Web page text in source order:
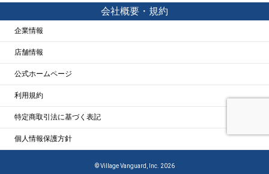
会社概要・規約
企業情報
店舗情報
公式ホームページ
利用規約
特定商取引法に基づく表記
個人情報保護方針
© Village Vanguard, Inc. 2026